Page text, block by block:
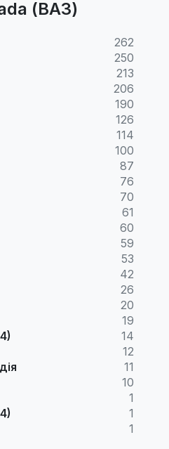
(ВАЗ)
262
250
213
206
190
126
114
100
87
76
70
61
60
59
53
42
26
20
19
14
12
11
10
1
1
1